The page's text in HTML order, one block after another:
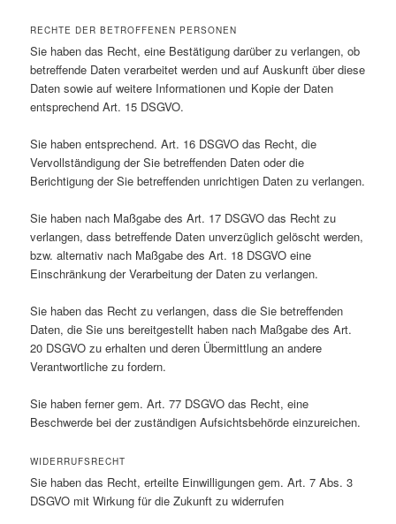
RECHTE DER BETROFFENEN PERSONEN
Sie haben das Recht, eine Bestätigung darüber zu verlangen, ob
betreffende Daten verarbeitet werden und auf Auskunft über diese
Daten sowie auf weitere Informationen und Kopie der Daten
entsprechend Art. 15 DSGVO.
Sie haben entsprechend. Art. 16 DSGVO das Recht, die
Vervollständigung der Sie betreffenden Daten oder die
Berichtigung der Sie betreffenden unrichtigen Daten zu verlangen.
Sie haben nach Maßgabe des Art. 17 DSGVO das Recht zu
verlangen, dass betreffende Daten unverzüglich gelöscht werden,
bzw. alternativ nach Maßgabe des Art. 18 DSGVO eine
Einschränkung der Verarbeitung der Daten zu verlangen.
Sie haben das Recht zu verlangen, dass die Sie betreffenden
Daten, die Sie uns bereitgestellt haben nach Maßgabe des Art.
20 DSGVO zu erhalten und deren Übermittlung an andere
Verantwortliche zu fordern.
Sie haben ferner gem. Art. 77 DSGVO das Recht, eine
Beschwerde bei der zuständigen Aufsichtsbehörde einzureichen.
WIDERRUFSRECHT
Sie haben das Recht, erteilte Einwilligungen gem. Art. 7 Abs. 3
DSGVO mit Wirkung für die Zukunft zu widerrufen